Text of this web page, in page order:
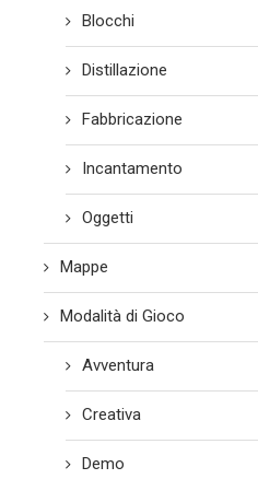
Blocchi
Distillazione
Fabbricazione
Incantamento
Oggetti
Mappe
Modalità di Gioco
Avventura
Creativa
Demo